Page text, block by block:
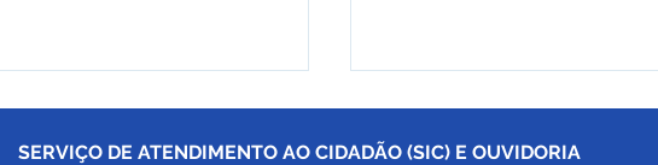
SERVIÇO DE ATENDIMENTO AO CIDADÃO (SIC) E OUVIDORIA